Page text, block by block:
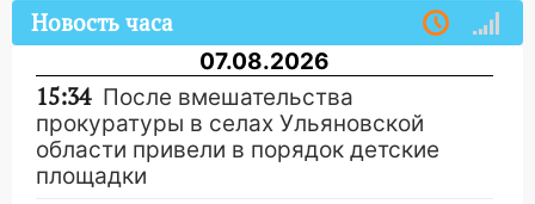
Новость часа
07.08.2026
15:34 После вмешательства
прокуратуры в селах Ульяновской
области привели в порядок детские
площадки